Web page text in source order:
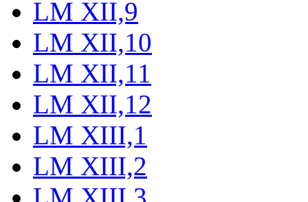
LM XII,9
LM XII,10
LM XII,11
LM XII,12
LM XIII,1
LM XIII,2